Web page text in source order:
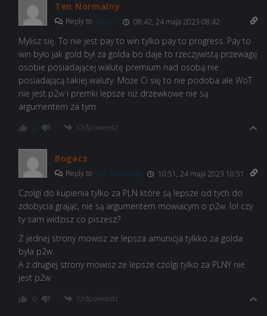
Ten Normalny
Reply to Bogacz 08:42, 24 maja 2023 08:42
Mylisz się. To nie jest pay to win tylko pay to progress. Pay to
win było jak gold był za golda bo daje to rzeczywistą przewagę
osobie posiadającej walutę premium nad osobą nie
posiadającą takiej waluty. Może Ci się to nie podoba ale WoT
nie jest p2w i premki lepsze niż drzewkowe nie są
argumentem za tym
2 Odpowiedz
Bogacz
Reply to Ten Normalny 10:51, 24 maja 2023 10:51
Czolgi do kupienia tylko za PLN które są lepsze od tych do
zdobycia grając, nie są argumentem mowiacym o p2w. lol czy
ty sam widzisz co piszesz?
Z jednej strony mowisz ze lepsza amunicja tylkko za golda
była p2w.
A z drugiej strony mowisz ze lepsze czolgi tylko za PLNY nie
jest p2w
0 Odpowiedz